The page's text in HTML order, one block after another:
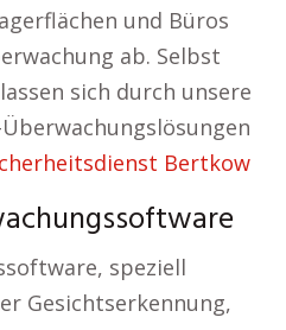
und Büros
ab. Selbst
sich durch unsere
Bertkow
speziell
Gesichtserkennung,